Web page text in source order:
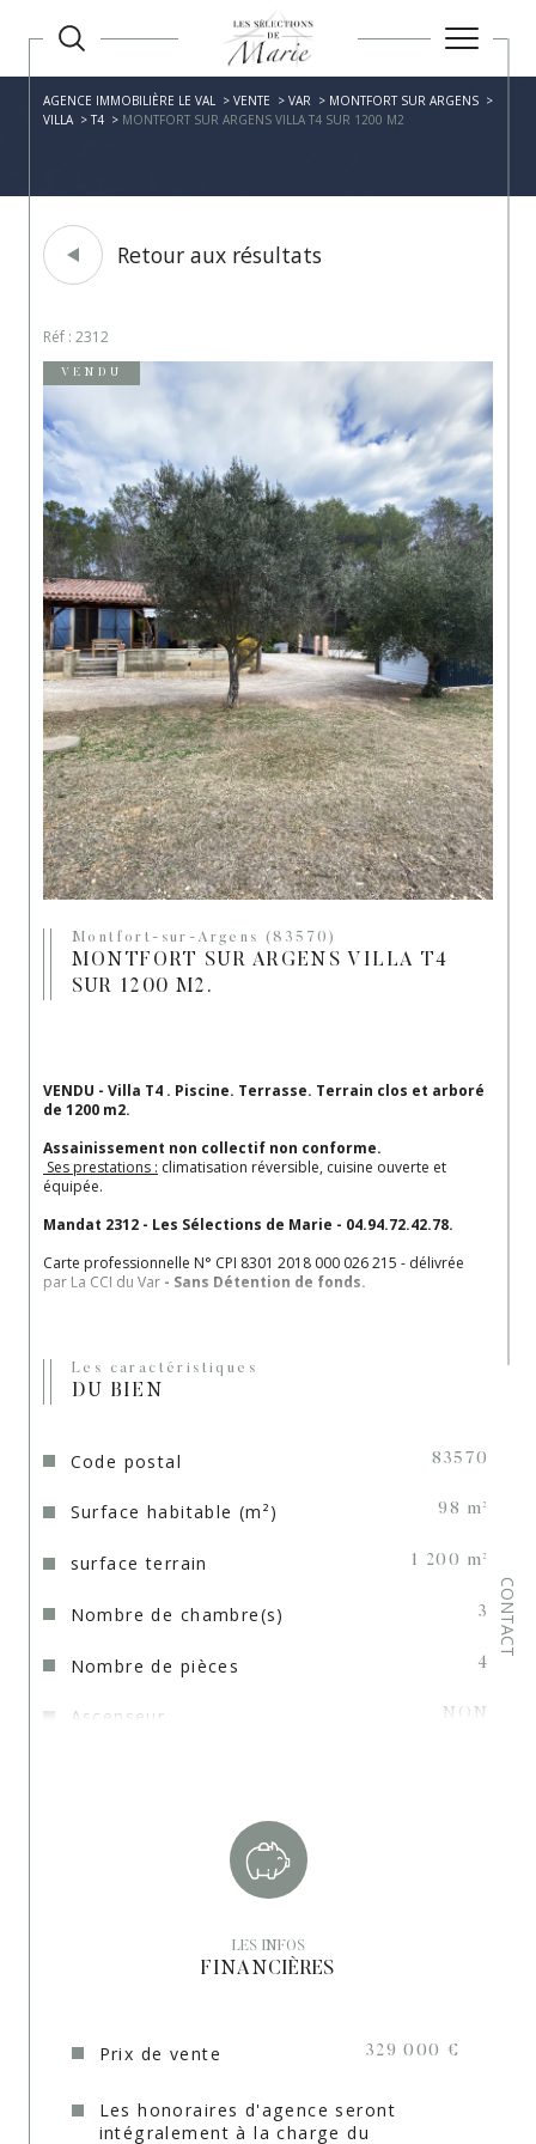
CONTACT
AGENCE IMMOBILIÈRE LE VAL VENTE VAR
MONTFORT SUR ARGENS
VILLA
T4 MONTFORT SUR ARGENS VILLA T4 SUR 1200 M2
Retour aux résultats
Réf : 2312
VENDU
Montfort-sur-Argens (83570)
MONTFORT SUR ARGENS VILLA T4
SUR 1200 M2.
VENDU - Villa T4 . Piscine. Terrasse. Terrain clos et arboré
de 1200 m2.
Assainissement non collectif non conforme.
Ses prestations : climatisation réversible, cuisine ouverte et
équipée.
Mandat 2312 - Les Sélections de Marie - 04.94.72.42.78.
Carte professionnelle N° CPI 8301 2018 000 026 215 - délivrée
par La CCI du Var - Sans Détention de fonds.
Les caractéristiques
DU BIEN
Code postal 83570
Surface habitable (m²) 98 m²
surface terrain 1 200 m²
Nombre de chambre(s) 3
Nombre de pièces 4
Ascenseur NON
Mode de chauffage
Format de chauffage Individuel
Terrasse
LES INFOS
FINANCIÈRES
Prix de vente 329 000 €
Les honoraires d'agence seront
intégralement à la charge du